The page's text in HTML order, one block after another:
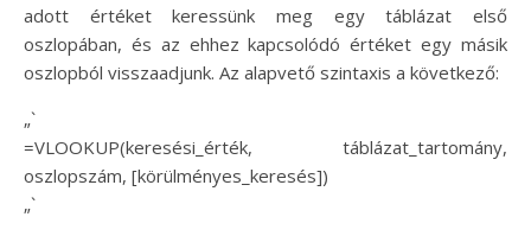
adott értéket keressünk meg egy táblázat első
oszlopában, és az ehhez kapcsolódó értéket egy másik
oszlopból visszaadjunk. Az alapvető szintaxis a következő:
„`
=VLOOKUP(keresési_érték, táblázat_tartomány,
oszlopszám, [körülményes_keresés])
„`